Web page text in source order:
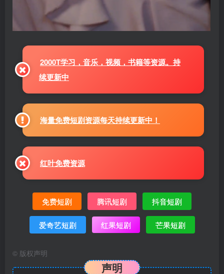
2000T学习，音乐，视频，书籍等资源。持
续更新中
海量免费短剧资源每天持续更新中！
红叶免费资源
免费短剧 腾讯短剧 抖音短剧
爱奇艺短剧 红果短剧 芒果短剧
© 版权声明
声明